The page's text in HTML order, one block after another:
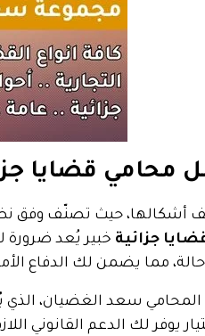
محامي قضايا
أشكالها، حيث تصنّف وفق
جزائية خبير يُعد ضرورة
مما يضمن لك الدفاع
سعد الغضيان، الذي
يوفر لك الدعم القانوني